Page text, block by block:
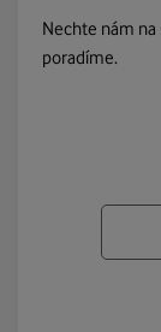
Nechte nám na
poradíme.